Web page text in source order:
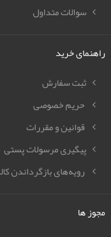
سوالات متداول
راهنمای خرید
ثبت سفارش
حریم خصوصی
قوانین و مقررات
پیگیری مرسولات پستی
رویه‌های بازگرداندن
مجوز ها